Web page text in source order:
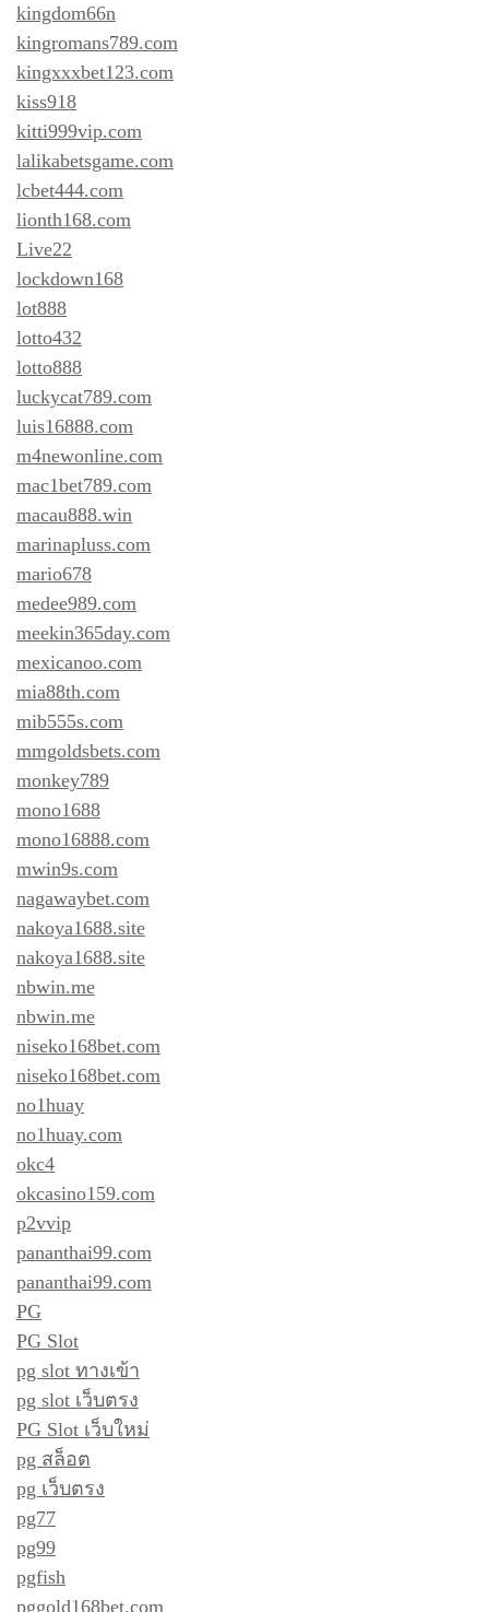
kingdom66n
kingromans789.com
kingxxxbet123.com
kiss918
kitti999vip.com
lalikabetsgame.com
lcbet444.com
lionth168.com
Live22
lockdown168
lot888
lotto432
lotto888
luckycat789.com
luis16888.com
m4newonline.com
mac1bet789.com
macau888.win
marinapluss.com
mario678
medee989.com
meekin365day.com
mexicanoo.com
mia88th.com
mib555s.com
mmgoldsbets.com
monkey789
mono1688
mono16888.com
mwin9s.com
nagawaybet.com
nakoya1688.site
nakoya1688.site
nbwin.me
nbwin.me
niseko168bet.com
niseko168bet.com
no1huay
no1huay.com
okc4
okcasino159.com
p2vvip
pananthai99.com
pananthai99.com
PG
PG Slot
pg slot ทางเข้า
pg slot เว็บตรง
PG Slot เว็บใหม่
pg สล็อต
pg เว็บตรง
pg77
pg99
pgfish
pggold168bet.com